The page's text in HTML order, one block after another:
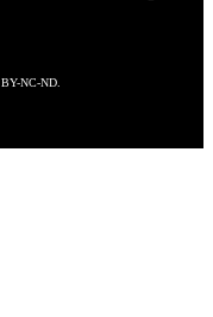
NC-ND.